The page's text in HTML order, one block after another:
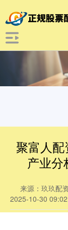
聚富人
产业分
来源：玖玖配
2025-10-30